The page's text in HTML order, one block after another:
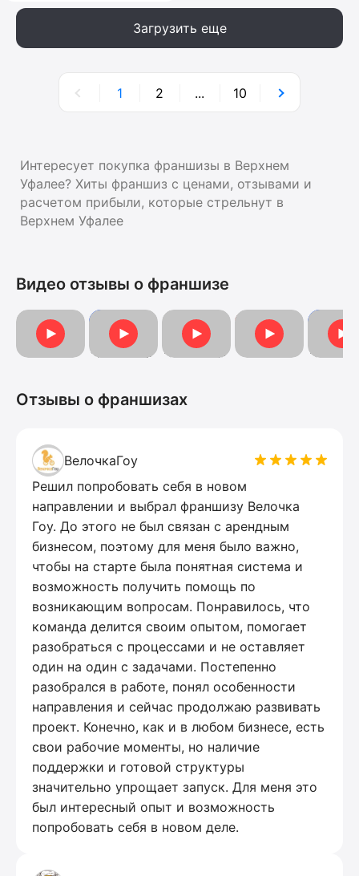
Загрузить еще
1 2 ... 10
Интересует покупка франшизы в Верхнем
Уфалее? Хиты франшиз с ценами, отзывами и
расчетом прибыли, которые стрельнут в
Верхнем Уфалее
Видео отзывы о франшизе
Видеоотзыв
ВидеоотзывОтзыв о франшизе
Видеоотзыв от
Отзыв
Отзывы о франшизах
ВелочкаГоу
Решил попробовать себя в новом
направлении и выбрал франшизу Велочка
Гоу. До этого не был связан с арендным
бизнесом, поэтому для меня было важно,
чтобы на старте была понятная система и
возможность получить помощь по
возникающим вопросам. Понравилось, что
команда делится своим опытом, помогает
разобраться с процессами и не оставляет
один на один с задачами. Постепенно
разобрался в работе, понял особенности
направления и сейчас продолжаю развивать
проект. Конечно, как и в любом бизнесе, есть
свои рабочие моменты, но наличие
поддержки и готовой структуры
значительно упрощает запуск. Для меня это
был интересный опыт и возможность
попробовать себя в новом деле.